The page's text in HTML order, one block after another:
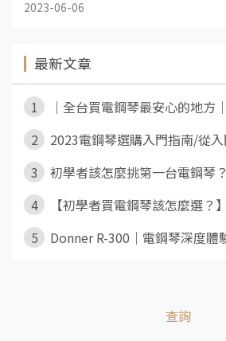
2023-06-06
最新文章
1
｜全台買電鋼琴最安心的地方｜
2
2023電鋼琴選購入門指南/從
3
初學者該怎麼挑第一台電鋼琴
4
【初學者買電鋼琴該怎麼選？
5
Donner R-300｜電鋼琴深度
查詢